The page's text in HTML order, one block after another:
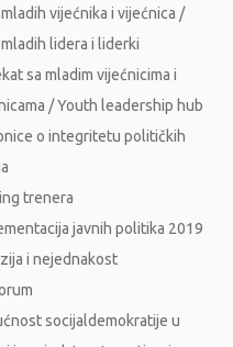
vijećnika i vijećnica /
lidera i liderki
sa mladim vijećnicima i
/ Youth leadership hub
o integritetu političkih
trenera
javnih politika 2019
i nejednakost
socijaldemokratije u